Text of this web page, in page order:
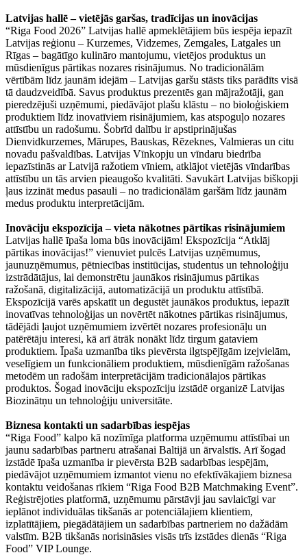
Latvijas hallē – vietējās garšas, tradīcijas un inovācijas
“Riga Food 2026” Latvijas hallē apmeklētājiem būs iespēja iepazīt
Latvijas reģionu – Kurzemes, Vidzemes, Zemgales, Latgales un
Rīgas – bagātīgo kulināro mantojumu, vietējos produktus un
mūsdienīgus pārtikas nozares risinājumus. No tradicionālām
vērtībām līdz jaunām idejām – Latvijas garšu stāsts tiks parādīts visā
tā daudzveidībā. Savus produktus prezentēs gan mājražotāji, gan
pieredzējuši uzņēmumi, piedāvājot plašu klāstu – no bioloģiskiem
produktiem līdz inovatīviem risinājumiem, kas atspoguļo nozares
attīstību un radošumu. Šobrīd dalību ir apstiprinājušas
Dienvidkurzemes, Mārupes, Bauskas, Rēzeknes, Valmieras un citu
novadu pašvaldības. Latvijas Vīnkopju un vīndaru biedrība
iepazīstinās ar Latvijā ražotiem vīniem, atklājot vietējās vīndarības
attīstību un tās arvien pieaugošo kvalitāti. Savukārt Latvijas biškopji
ļaus izzināt medus pasauli – no tradicionālām garšām līdz jaunām
medus produktu interpretācijām.
Inovāciju ekspozīcija – vieta nākotnes pārtikas risinājumiem
Latvijas hallē īpaša loma būs inovācijām! Ekspozīcija “Atklāj
pārtikas inovācijas!” vienuviet pulcēs Latvijas uzņēmumus,
jaunuzņēmumus, pētniecības institūcijas, studentus un tehnoloģiju
izstrādātājus, lai demonstrētu jaunākos risinājumus pārtikas
ražošanā, digitalizācijā, automatizācijā un produktu attīstībā.
Ekspozīcijā varēs apskatīt un degustēt jaunākos produktus, iepazīt
inovatīvas tehnoloģijas un novērtēt nākotnes pārtikas risinājumus,
tādējādi ļaujot uzņēmumiem izvērtēt nozares profesionāļu un
patērētāju interesi, kā arī ātrāk nonākt līdz tirgum gataviem
produktiem. Īpaša uzmanība tiks pievērsta ilgtspējīgām izejvielām,
veselīgiem un funkcionāliem produktiem, mūsdienīgām ražošanas
metodēm un radošām interpretācijām tradicionālajos pārtikas
produktos. Šogad inovāciju ekspozīciju izstādē organizē Latvijas
Biozinātņu un tehnoloģiju universitāte.
Biznesa kontakti un sadarbības iespējas
“Riga Food” kalpo kā nozīmīga platforma uzņēmumu attīstībai un
jaunu sadarbības partneru atrašanai Baltijā un ārvalstīs. Arī šogad
izstādē īpaša uzmanība ir pievērsta B2B sadarbības iespējām,
piedāvājot uzņēmumiem izmantot vienu no efektīvākajiem biznesa
kontaktu veidošanas rīkiem “Riga Food B2B Matchmaking Event”.
Reģistrējoties platformā, uzņēmumu pārstāvji jau savlaicīgi var
ieplānot individuālas tikšanās ar potenciālajiem klientiem,
izplatītājiem, piegādātājiem un sadarbības partneriem no dažādām
valstīm. B2B tikšanās norisināsies visās trīs izstādes dienās “Riga
Food” VIP Lounge.